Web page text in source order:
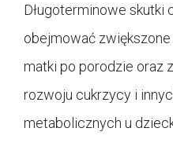
Długoterminowe
obejmować
matki po porodzie oraz
rozwoju cukrzycy i
metabolicznych u